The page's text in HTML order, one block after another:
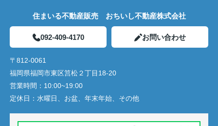
住まいる不動産販売 おちいし不動産株式会社
092-409-4170 お問い合わせ
〒812-0061
福岡県福岡市東区筥松２丁目18-20
営業時間： 10:00~19:00
定休日： 水曜日、お盆、年末年始、その他